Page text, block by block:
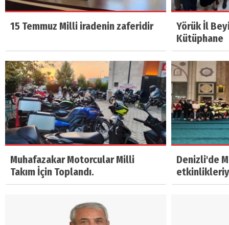
15 Temmuz Milli iradenin zaferidir
Yörük İl
Kütüphane
Muhafazakar Motorcular Milli
Takım İçin Toplandı.
Denizli'de